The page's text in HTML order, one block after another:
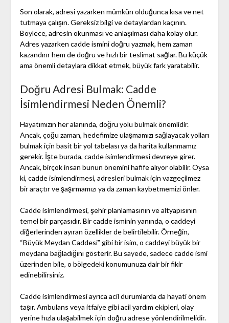
Son olarak, adresi yazarken mümkün olduğunca kısa ve net
tutmaya çalışın. Gereksiz bilgi ve detaylardan kaçının.
Böylece, adresin okunması ve anlaşılması daha kolay olur.
Adres yazarken cadde ismini doğru yazmak, hem zaman
kazandırır hem de doğru ve hızlı bir teslimat sağlar. Bu küçük
ama önemli detaylara dikkat etmek, büyük fark yaratabilir.
Doğru Adresi Bulmak: Cadde
İsimlendirmesi Neden Önemli?
Hayatımızın her alanında, doğru yolu bulmak önemlidir.
Ancak, çoğu zaman, hedefimize ulaşmamızı sağlayacak yolları
bulmak için basit bir yol tabelası ya da harita kullanmamız
gerekir. İşte burada, cadde isimlendirmesi devreye girer.
Ancak, birçok insan bunun önemini hafife alıyor olabilir. Oysa
ki, cadde isimlendirmesi, adresleri bulmak için vazgeçilmez
bir araçtır ve şaşırmamızı ya da zaman kaybetmemizi önler.
Cadde isimlendirmesi, şehir planlamasının ve altyapısının
temel bir parçasıdır. Bir cadde isminin yanında, o caddeyi
diğerlerinden ayıran özellikler de belirtilebilir. Örneğin,
“Büyük Meydan Caddesi” gibi bir isim, o caddeyi büyük bir
meydana bağladığını gösterir. Bu sayede, sadece cadde ismi
üzerinden bile, o bölgedeki konumunuza dair bir fikir
edinebilirsiniz.
Cadde isimlendirmesi ayrıca acil durumlarda da hayati önem
taşır. Ambulans veya itfaiye gibi acil yardım ekipleri, olay
yerine hızla ulaşabilmek için doğru adrese yönlendirilmelidir.